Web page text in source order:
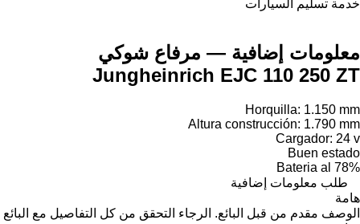
خدمة تسليم السيارات
معلومات إضافية — مرفاع شوكي
Jungheinrich EJC 110 250 ZT
Horquilla: 1.150 mm
Altura construcción: 1.790 mm
Cargador: 24 v
Buen estado
Bateria al 78%
طلب معلومات إضافية
هامة
الوصف مقدم من قبل البائع. الرجاء التحقق من كل التفاصيل مع البائع